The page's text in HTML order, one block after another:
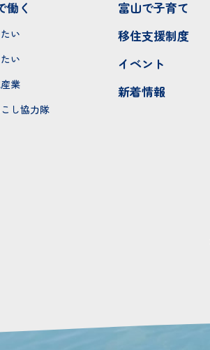
働く
い
い
業
し協力隊
富山で子育て
移住支援制度
イベント
新着情報